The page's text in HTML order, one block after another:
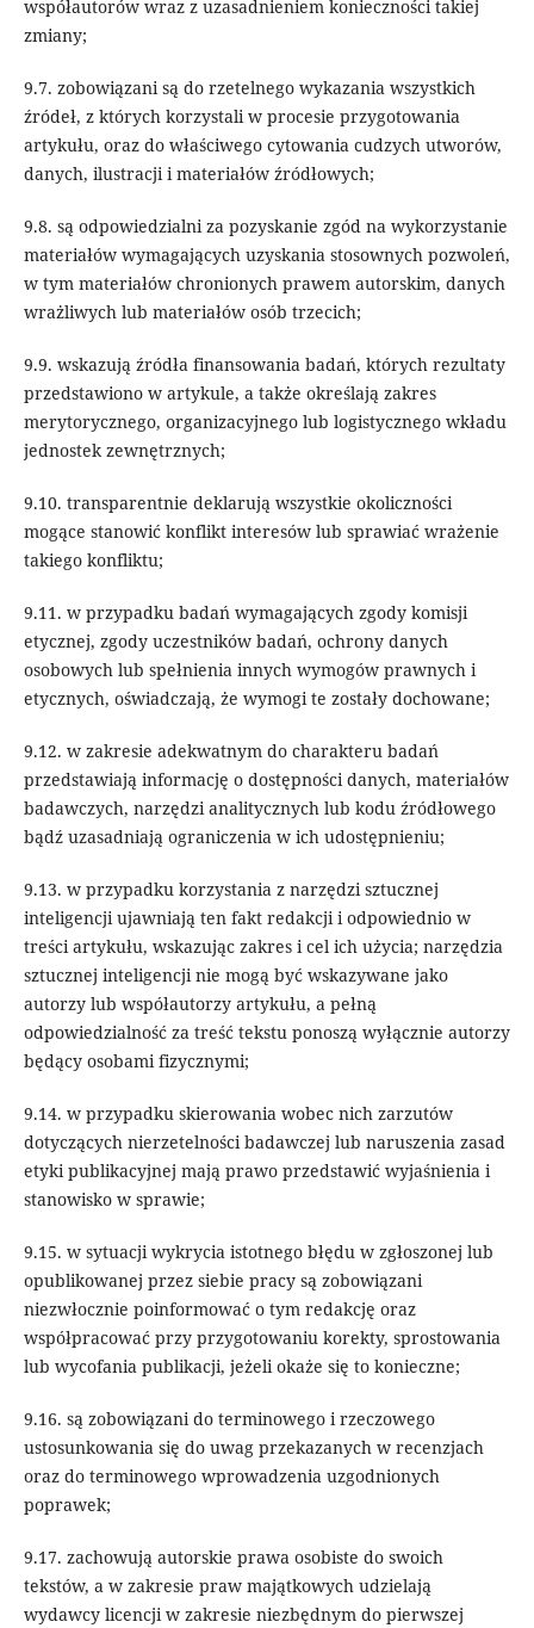
współautorów wraz z uzasadnieniem konieczności takiej
zmiany;
9.7. zobowiązani są do rzetelnego wykazania wszystkich
źródeł, z których korzystali w procesie przygotowania
artykułu, oraz do właściwego cytowania cudzych utworów,
danych, ilustracji i materiałów źródłowych;
9.8. są odpowiedzialni za pozyskanie zgód na wykorzystanie
materiałów wymagających uzyskania stosownych pozwoleń,
w tym materiałów chronionych prawem autorskim, danych
wrażliwych lub materiałów osób trzecich;
9.9. wskazują źródła finansowania badań, których rezultaty
przedstawiono w artykule, a także określają zakres
merytorycznego, organizacyjnego lub logistycznego wkładu
jednostek zewnętrznych;
9.10. transparentnie deklarują wszystkie okoliczności
mogące stanowić konflikt interesów lub sprawiać wrażenie
takiego konfliktu;
9.11. w przypadku badań wymagających zgody komisji
etycznej, zgody uczestników badań, ochrony danych
osobowych lub spełnienia innych wymogów prawnych i
etycznych, oświadczają, że wymogi te zostały dochowane;
9.12. w zakresie adekwatnym do charakteru badań
przedstawiają informację o dostępności danych, materiałów
badawczych, narzędzi analitycznych lub kodu źródłowego
bądź uzasadniają ograniczenia w ich udostępnieniu;
9.13. w przypadku korzystania z narzędzi sztucznej
inteligencji ujawniają ten fakt redakcji i odpowiednio w
treści artykułu, wskazując zakres i cel ich użycia; narzędzia
sztucznej inteligencji nie mogą być wskazywane jako
autorzy lub współautorzy artykułu, a pełną
odpowiedzialność za treść tekstu ponoszą wyłącznie autorzy
będący osobami fizycznymi;
9.14. w przypadku skierowania wobec nich zarzutów
dotyczących nierzetelności badawczej lub naruszenia zasad
etyki publikacyjnej mają prawo przedstawić wyjaśnienia i
stanowisko w sprawie;
9.15. w sytuacji wykrycia istotnego błędu w zgłoszonej lub
opublikowanej przez siebie pracy są zobowiązani
niezwłocznie poinformować o tym redakcję oraz
współpracować przy przygotowaniu korekty, sprostowania
lub wycofania publikacji, jeżeli okaże się to konieczne;
9.16. są zobowiązani do terminowego i rzeczowego
ustosunkowania się do uwag przekazanych w recenzjach
oraz do terminowego wprowadzenia uzgodnionych
poprawek;
9.17. zachowują autorskie prawa osobiste do swoich
tekstów, a w zakresie praw majątkowych udzielają
wydawcy licencji w zakresie niezbędnym do pierwszej